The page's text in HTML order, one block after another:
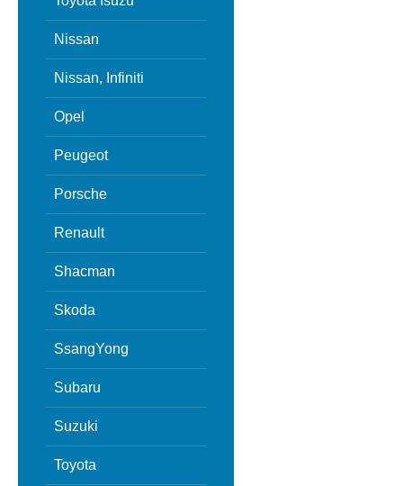
Nissan
Nissan, Infiniti
Opel
Peugeot
Porsche
Renault
Shacman
Skoda
SsangYong
Subaru
Suzuki
Toyota